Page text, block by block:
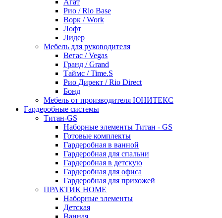
Рио / Rio Base
Ворк / Work
Лофт
Лидер
Мебель для руководителя
Вегас / Vegas
Гранд / Grand
Таймс / Time.S
Рио Директ / Rio Direct
Бонд
Мебель от производителя ЮНИТЕКС
Гардеробные системы
Титан-GS
Наборные элементы Титан - GS
Готовые комплекты
Гардеробная в ванной
Гардеробная для спальни
Гардеробная в детскую
Гардеробная для офиса
Гардеробная для прихожей
ПРАКТИК HOME
Наборные элементы
Детская
Ванная